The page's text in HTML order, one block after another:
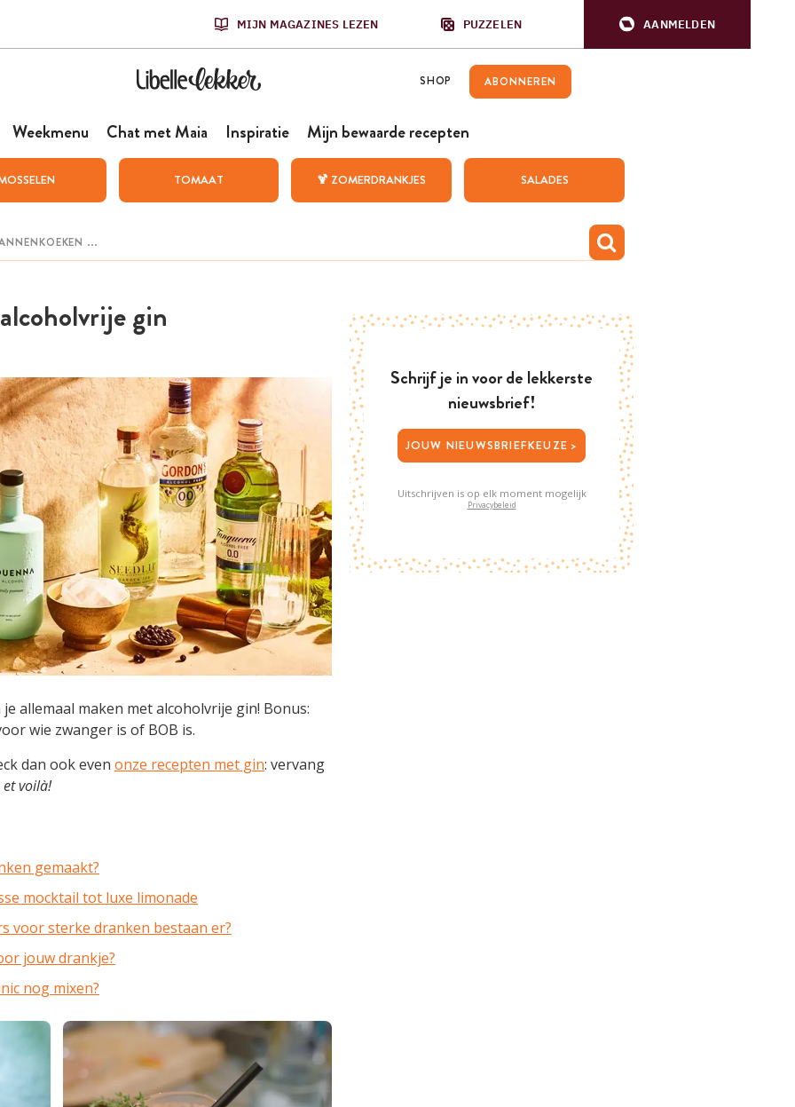
MIJN MAGAZINES LEZEN PUZZELEN AANMELDEN
SHOP ABONNEREN
Weekmenu Chat met Maia Inspiratie Mijn bewaarde recepten
TOMAAT 🍹 ZOMERDRANKJES SALADES
gin
allemaal maken met alcoholvrije gin! Bonus:
wie zwanger is of BOB is.
dan ook even onze recepten met gin: vervang
et voilà!
gemaakt?
mocktail tot luxe limonade
voor sterke dranken bestaan er?
jouw drankje?
nog mixen?
Schrijf je in voor de lekkerste
nieuwsbrief!
JOUW NIEUWSBRIEFKEUZE >
Uitschrijven is op elk moment mogelijk
Privacybeleid